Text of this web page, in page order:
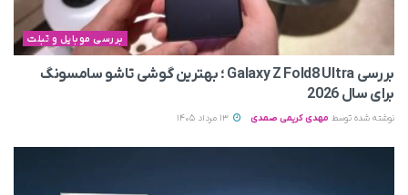
بررسی موبایل و تبلت
بررسی Galaxy Z Fold8 Ultra ؛ بهترین گوشی تاشو سامسونگ
برای سال 2026
نوشته شده توسط مهدی کریمی صمدی